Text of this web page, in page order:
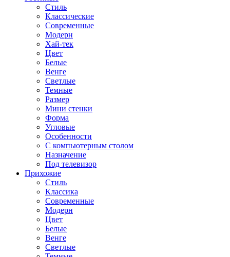
Стиль
Классические
Современные
Модерн
Хай-тек
Цвет
Белые
Венге
Светлые
Темные
Размер
Мини стенки
Форма
Угловые
Особенности
С компьютерным столом
Назначение
Под телевизор
Прихожие
Стиль
Классика
Современные
Модерн
Цвет
Белые
Венге
Светлые